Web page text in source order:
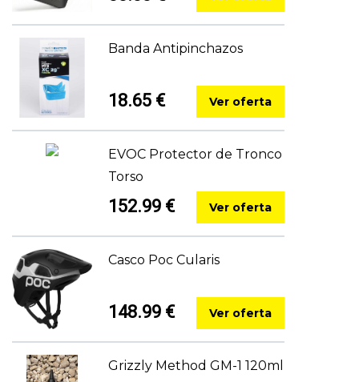
Banda Antipinchazos
18.65 € Ver oferta
EVOC Protector de Tronco
Torso
152.99 € Ver oferta
Casco Poc Cularis
148.99 € Ver oferta
Grizzly Method GM-1 120ml